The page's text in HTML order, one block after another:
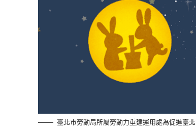
臺北市勞動局所屬勞動力重建運用處為促進臺